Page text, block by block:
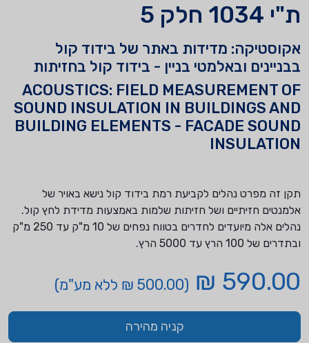
ת"י 1034 חלק 5
אקוסטיקה: מדידות באתר של בידוד קול
בבניינים ובאלמטי בניין - בידוד קול בחזיתות
ACOUSTICS: FIELD MEASUREMENT OF
SOUND INSULATION IN BUILDINGS AND
BUILDING ELEMENTS - FACADE SOUND
INSULATION
תקן זה מפרט נהלים לקביעת רמת בידוד קול נישא באויר של
אלמנטים חזיתיים ושל חזיתות שלמות באמצעות מדידת לחץ קול.
נהלים אלה מיועדים לחדרים בטווח נפחים של 10 מ"ק עד 250 מ"ק
ובתדרים של 100 הרץ עד 5000 הרץ.
590.00 ₪ (500.00 ₪ ללא מע"מ)
קניה מהירה